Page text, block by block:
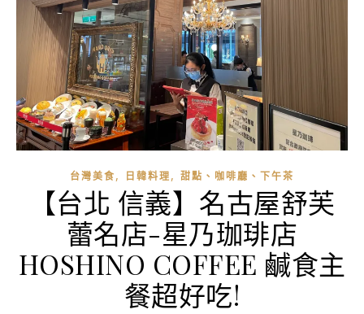
台灣美食, 日韓料理, 甜點、咖啡廳、下午茶
【台北 信義】名古屋舒芙
蕾名店-星乃珈琲店
HOSHINO COFFEE 鹹食主
餐超好吃!